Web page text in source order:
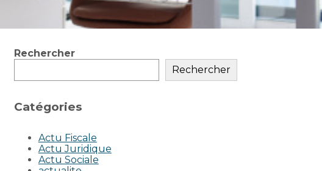
Blog
Rechercher
Rechercher
Catégories
Actu Fiscale
Actu Juridique
Actu Sociale